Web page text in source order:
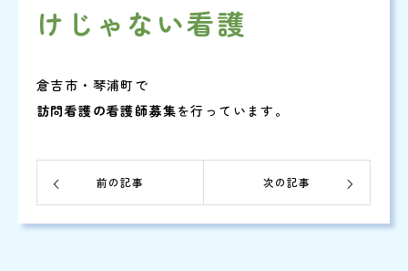
けじゃない看護
倉吉市・琴浦町で
訪問看護の看護師募集を行っています。
前の記事 次の記事